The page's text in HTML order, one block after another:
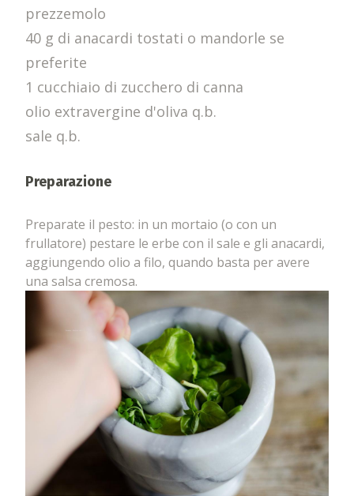
prezzemolo
40 g di anacardi tostati o mandorle se
preferite
1 cucchiaio di zucchero di canna
olio extravergine d'oliva q.b.
sale q.b.
Preparazione
Preparate il pesto: in un mortaio (o con un
frullatore) pestare le erbe con il sale e gli anacardi,
aggiungendo olio a filo, quando basta per avere
una salsa cremosa.